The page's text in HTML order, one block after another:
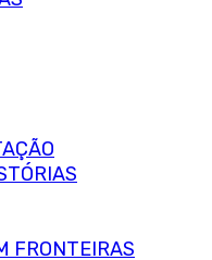
FRONTEIRAS